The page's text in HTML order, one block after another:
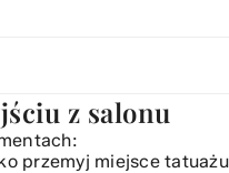
z salonu
przemyj miejsce